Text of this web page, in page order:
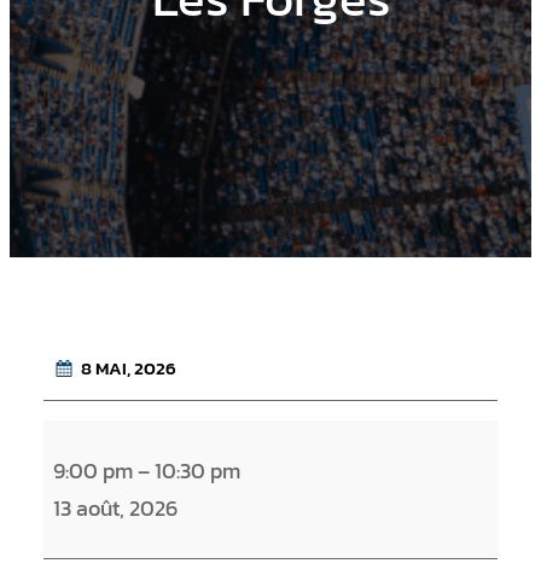
8 MAI, 2026
e
F
9:00 pm–10:30 pm
13 août, 2026